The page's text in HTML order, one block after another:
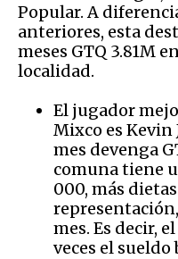
Popular. A
anteriores, esta
meses GTQ 3.81M
localidad.
El jugador
Mixco es Kevin
mes devenga
comuna tiene
000, más
mes. Es decir,
veces el sueldo